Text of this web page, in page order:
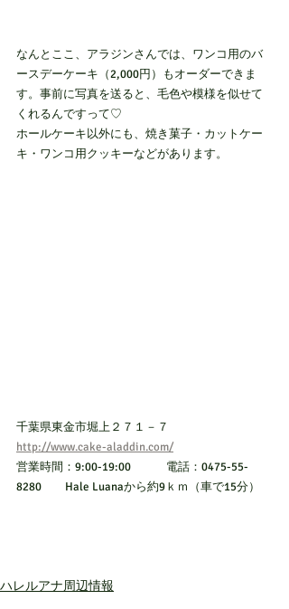
なんとここ、アラジンさんでは、ワンコ用のバ
ースデーケーキ（2,000円）もオーダーできま
す。事前に写真を送ると、毛色や模様を似せて
くれるんですって♡
ホールケーキ以外にも、焼き菓子・カットケー
キ・ワンコ用クッキーなどがあります。
千葉県東金市堀上２７１－７
http://www.cake-aladdin.com/
営業時間：9:00-19:00　　　電話：0475-55-
8280　　Hale Luanaから約9ｋｍ（車で15分）
ハレルアナ周辺情報